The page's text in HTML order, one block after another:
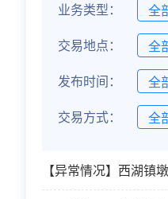
业务类型： 全
交易地点：
全
发布时间：
全
交易方式：
全
【异常情况】西湖镇